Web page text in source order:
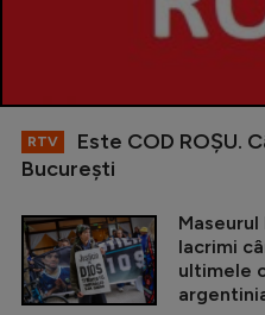
RTV
Este COD ROŞU.
Bucureşti
lacrimi
ultimele